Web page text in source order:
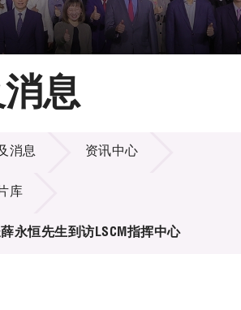
划
息
消息 资讯中心
库
永恒先生到访LSCM指挥中心